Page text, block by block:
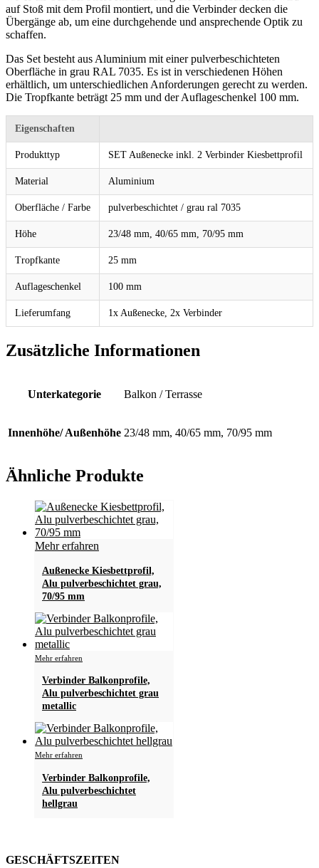
auf Stoß mit dem Profil montiert, und die Verbinder decken die
Übergänge ab, um eine durchgehende und ansprechende Optik zu
schaffen.
Das Set besteht aus Aluminium mit einer pulverbeschichteten
Oberfläche in grau RAL 7035. Es ist in verschiedenen Höhen
erhältlich, um unterschiedlichen Anforderungen gerecht zu werden.
Die Tropfkante beträgt 25 mm und der Auflageschenkel 100 mm.
Eigenschaften
Produkttyp SET Außenecke inkl. 2 Verbinder Kiesbettprofil
Material Aluminium
Oberfläche / Farbe pulverbeschichtet / grau ral 7035
Höhe 23/48 mm, 40/65 mm, 70/95 mm
Tropfkante 25 mm
Auflageschenkel 100 mm
Lieferumfang 1x Außenecke, 2x Verbinder
Zusätzliche Informationen
Unterkategorie Balkon / Terrasse
Innenhöhe/ Außenhöhe 23/48 mm, 40/65 mm, 70/95 mm
Ähnliche Produkte
Mehr erfahren
Außenecke Kiesbettprofil,
Alu pulverbeschichtet grau,
70/95 mm
Mehr erfahren
weist
mehrere
Die
Optionen
auf
der
Produktseite
Verbinder Balkonprofile,
Alu pulverbeschichtet grau
metallic
Mehr erfahren
weist
mehrere
können
Verbinder Balkonprofile,
Alu pulverbeschichtet
hellgrau
GESCHÄFTSZEITEN